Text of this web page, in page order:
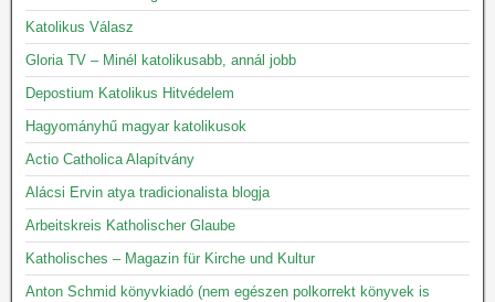
Katolikus Válasz
Gloria TV – Minél katolikusabb, annál jobb
Depostium Katolikus Hitvédelem
Hagyományhű magyar katolikusok
Actio Catholica Alapítvány
Alácsi Ervin atya tradicionalista blogja
Arbeitskreis Katholischer Glaube
Katholisches – Magazin für Kirche und Kultur
Anton Schmid könyvkiadó (nem egészen polkorrekt könyvek is